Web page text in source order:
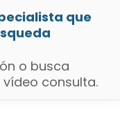
que
o busca
consulta.